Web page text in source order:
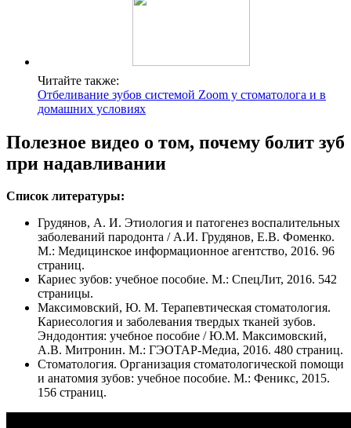
Читайте также:
Отбеливание зубов системой Zoom у стоматолога и в
домашних условиях
Полезное видео о том, почему болит зуб
при надавливании
Список литературы:
Грудянов, А. И. Этиология и патогенез воспалительных
заболеваний пародонта / А.И. Грудянов, Е.В. Фоменко.
М.: Медицинское информационное агентство, 2016. 96
страниц.
Кариес зубов: учебное пособие. М.: СпецЛит, 2016. 542
страницы.
Максимовский, Ю. М. Терапевтическая стоматология.
Кариесология и заболевания твердых тканей зубов.
Эндодонтия: учебное пособие / Ю.М. Максимовский,
А.В. Митронин. М.: ГЭОТАР-Медиа, 2016. 480 страниц.
Стоматология. Организация стоматологической помощи
и анатомия зубов: учебное пособие. М.: Феникс, 2015.
156 страниц.